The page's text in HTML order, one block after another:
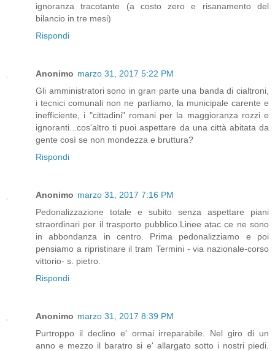
ignoranza tracotante (a costo zero e risanamento del
bilancio in tre mesi)
Rispondi
Anonimo marzo 31, 2017 5:22 PM
Gli amministratori sono in gran parte una banda di cialtroni,
i tecnici comunali non ne parliamo, la municipale carente e
inefficiente, i "cittadini" romani per la maggioranza rozzi e
ignoranti...cos'altro ti puoi aspettare da una città abitata da
gente così se non mondezza e bruttura?
Rispondi
Anonimo marzo 31, 2017 7:16 PM
Pedonalizzazione totale e subito senza aspettare piani
straordinari per il trasporto pubblico.Linee atac ce ne sono
in abbondanza in centro. Prima pedonalizziamo e poi
pensiamo a ripristinare il tram Termini - via nazionale-corso
vittorio- s. pietro.
Rispondi
Anonimo marzo 31, 2017 8:39 PM
Purtroppo il declino e' ormai irreparabile. Nel giro di un
anno e mezzo il baratro si e' allargato sotto i nostri piedi.